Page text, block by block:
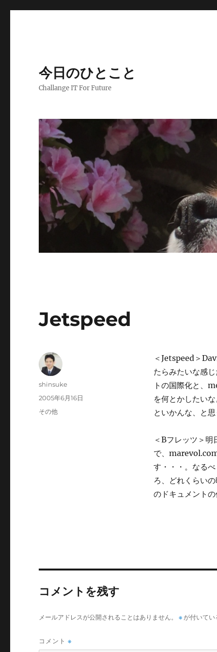
今日のひとこと
Challange IT For Future
Jetspeed
＜Jetspeed＞
たらみたいな感
トの国際化と、
を何とかしたい
といかんな、と思
＜Bフレッツ＞
で、
す・・・。なる
ろ、どれくらい
のドキュメントの
投
shinsuke
投
2005年6月16日
カ
その他
コメントを残す
メールアドレスが公開されることはありません。 ※ が付いて
コメント※